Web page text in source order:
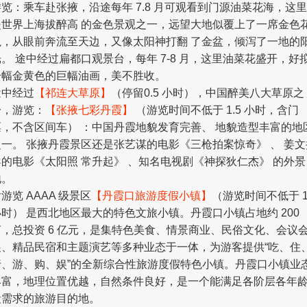
：乘车赴张掖，沿途每年 7.8 月可观看到门源油菜花海，这里
界上海拔醉高 的金色景观之一，远望大地似覆上了一席金色
从眼前奔流至天边，又像太阳神打翻 了金盆，倾泻了一地的
途中经过扁都口观景台，每年 7-8 月，这里油菜花盛开，好
金黄色的巨幅油画，美不胜收。
经过 【祁连大草原】
（停留0.5 小时），中国醉美八大草原之
游览：
【张掖七彩丹霞】
（游览时间不低于 1.5 小时，含门
不含区间车） ：中国丹霞地貌发育完善、 地貌造型丰富的地
。 张掖丹霞景区还是张艺谋的电影《三枪拍案惊奇》 、 姜文
电影《太阳照 常升起》 、知名电视剧《神探狄仁杰》 的外景
览 AAAA 级景区 【丹霞口旅游度假小镇】
（游览时间不低于 1
） 是西北地区最大的特色文旅小镇。丹霞口小镇占地约 200
总投资 6 亿元，是集特色美食、情景商业、民俗文化、会议
精品民宿和主题演艺等多种业态于一体，为游客提供“吃、住、
游、购、娱”的全新综合性旅游度假特色小镇。丹霞口小镇业
，地理位置优越，自然条件良好，是一个能满足各阶层各年龄
求的旅游目的地。